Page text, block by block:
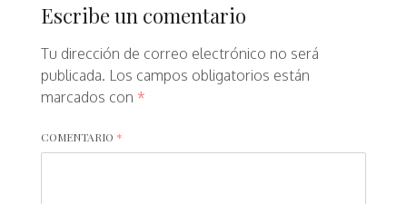
Escribe un comentario
Tu dirección de correo electrónico no será
publicada. Los campos obligatorios están
marcados con *
COMENTARIO *